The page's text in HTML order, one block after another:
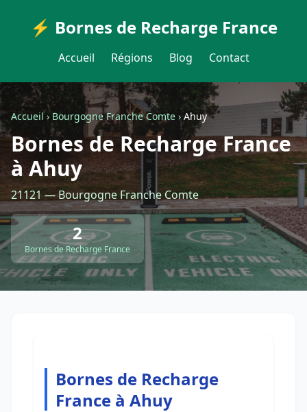
⚡ Bornes de Recharge France
Accueil Régions Blog Contact
Accueil›Bourgogne Franche Comte ›Ahuy
Bornes de Recharge France
à Ahuy
21121 — Bourgogne Franche Comte
2
Bornes de Recharge France
Bornes de Recharge
France à Ahuy